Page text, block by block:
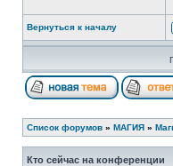
Вернуться к началу
Список форумов » МАГИЯ »
Кто сейчас на конференции